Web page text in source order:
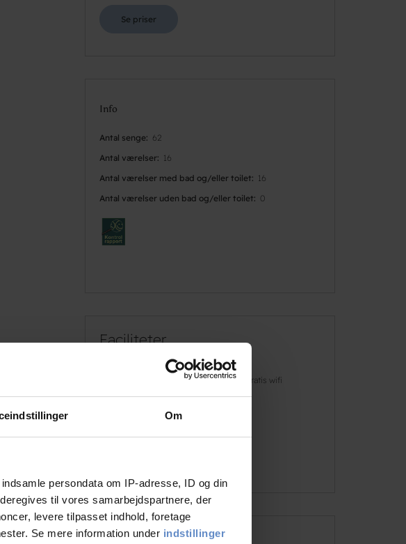
Om
persondata om IP-adresse, ID og din
til vores samarbejdspartnere, der
levere tilpasset indhold, foretage
Se mere information under indstillinger
Se priser
Info
Antal senge
62
Antal værelser
16
Antal værelser med bad og/eller toilet
16
Antal værelser uden bad og/eller toilet
0
Faciliteter
Gratis wifi
Gratis parkering